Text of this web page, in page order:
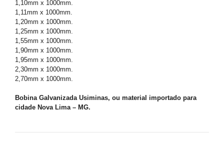
1,10mm x 1000mm.
1,11mm x 1000mm.
1,20mm x 1000mm.
1,25mm x 1000mm.
1,55mm x 1000mm.
1,90mm x 1000mm.
1,95mm x 1000mm.
2,30mm x 1000mm.
2,70mm x 1000mm.
Bobina Galvanizada Usiminas, ou material importado para
cidade Nova Lima – MG.